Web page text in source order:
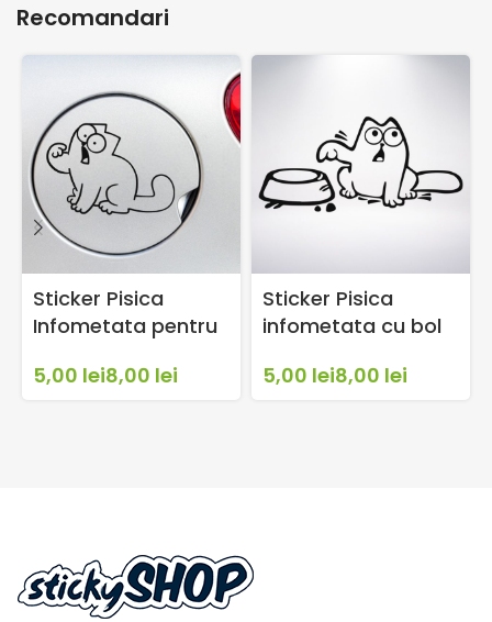
Recomandari
Sticker Pisica
Infometata pentru
Simon’s Cat
lei lei
Sticker Pisica
infometata cu bol
rezervor
lei lei